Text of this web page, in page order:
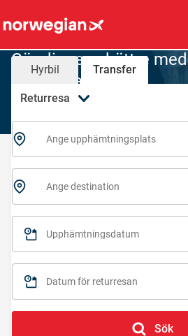
Gör din resa bättre med
Norwegian
transferpartner
Hyrbil Transfer
Returresa
Ange upphämtningsplats
Ange destination
Upphämtningsdatum
Datum för returresan
Sök